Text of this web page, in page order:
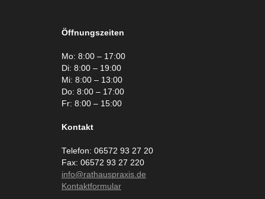
Öffnungszeiten
Mo: 8:00 – 17:00
Di: 8:00 – 19:00
Mi: 8:00 – 13:00
Do: 8:00 – 17:00
Fr: 8:00 – 15:00
Kontakt
Telefon: 06572 93 27 20
Fax: 06572 93 27 220
info@rathauspraxis.de
Kontaktformular